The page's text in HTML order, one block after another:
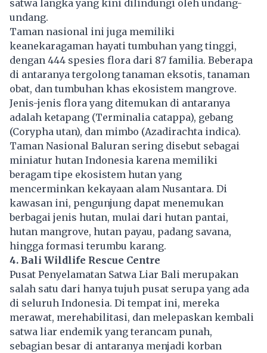
satwa langka yang kini dilindungi oleh undang-
undang.
Taman nasional ini juga memiliki
keanekaragaman hayati tumbuhan yang tinggi,
dengan 444 spesies flora dari 87 familia. Beberapa
di antaranya tergolong tanaman eksotis, tanaman
obat, dan tumbuhan khas ekosistem mangrove.
Jenis-jenis flora yang ditemukan di antaranya
adalah ketapang (Terminalia catappa), gebang
(Corypha utan), dan mimbo (Azadirachta indica).
Taman Nasional Baluran sering disebut sebagai
miniatur hutan Indonesia karena memiliki
beragam tipe ekosistem hutan yang
mencerminkan kekayaan alam Nusantara. Di
kawasan ini, pengunjung dapat menemukan
berbagai jenis hutan, mulai dari hutan pantai,
hutan mangrove, hutan payau, padang savana,
hingga formasi terumbu karang.
4. Bali Wildlife Rescue Centre
Pusat Penyelamatan Satwa Liar Bali merupakan
salah satu dari hanya tujuh pusat serupa yang ada
di seluruh Indonesia. Di tempat ini, mereka
merawat, merehabilitasi, dan melepaskan kembali
satwa liar endemik yang terancam punah,
sebagian besar di antaranya menjadi korban